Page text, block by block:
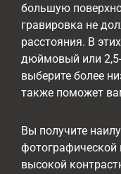
большую
гравировка не
расстояния. В
дюймовый или
выберите более
также поможет
Вы получите
фотографической
высокой